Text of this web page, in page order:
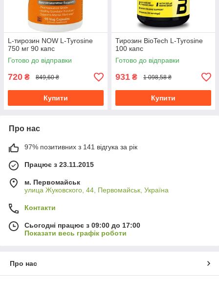
L-тирозин NOW L-Tyrosine
750 мг 90 капс
Готово до відправки
720 ₴ 849,60 ₴
Купити
Тирозин BioTech L-Tyrosine
100 капс
Готово до відправки
931 ₴ 1 098,58 ₴
Купити
Про нас
97% позитивних з 141 відгука за рік
Працює з 23.11.2015
м. Первомайськ
улица Жуковского, 44, Первомайськ, Україна
Контакти
Сьогодні працює з 09:00 до 17:00
Показати весь графік роботи
Про нас